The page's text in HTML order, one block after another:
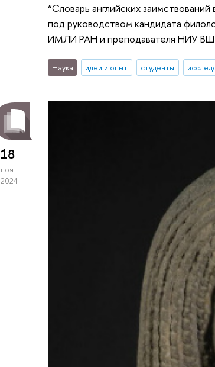
“Словарь английских
под руководством кандидата
ИМЛИ РАН и преподавателя НИУ
Наука идеи и опыт студенты
18
ноя
2024